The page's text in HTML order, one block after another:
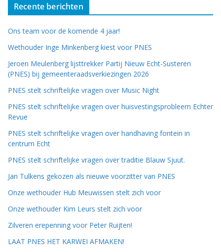
Recente berichten
Ons team voor de komende 4 jaar!
Wethouder Inge Minkenberg kiest voor PNES
Jeroen Meulenberg lijsttrekker Partij Nieuw Echt-Susteren
(PNES) bij gemeenteraadsverkiezingen 2026
PNES stelt schriftelijke vragen over Music Night
PNES stelt schriftelijke vragen over huisvestingsprobleem Echter
Revue
PNES stelt schriftelijke vragen over handhaving fontein in
centrum Echt
PNES stelt schriftelijke vragen over traditie Blauw Sjuut.
Jan Tulkens gekozen als nieuwe voorzitter van PNES
Onze wethouder Hub Meuwissen stelt zich voor
Onze wethouder Kim Leurs stelt zich voor
Zilveren erepenning voor Peter Ruijten!
LAAT PNES HET KARWEI AFMAKEN!